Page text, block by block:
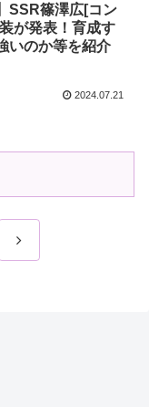
SSR篠澤広[コン
が発表！育成す
いのか等を紹介
2024.07.21
次